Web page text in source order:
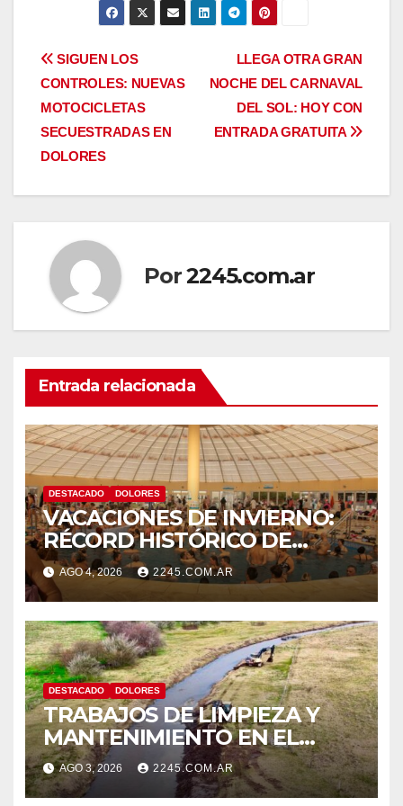
Navegación
de
entradas
LLEGA OTRA GRAN
NOCHE DEL CARNAVAL
DEL SOL: HOY CON
ENTRADA GRATUITA
SIGUEN LOS
CONTROLES: NUEVAS
MOTOCICLETAS
SECUESTRADAS EN
DOLORES
Por2245.com.ar
Entrada relacionada
DESTACADO DOLORES
VACACIONES DE INVIERNO:
RÉCORD HISTÓRICO DE
VISITANTES Y RECAUDACIÓN
EN EL PARQUE TERMAL DE
DOLORES
AGO 4, 2026 2245.COM.AR
DESTACADO DOLORES
TRABAJOS DE LIMPIEZA Y
MANTENIMIENTO EN EL
CANAL LA PICASA
AGO 3, 2026 2245.COM.AR